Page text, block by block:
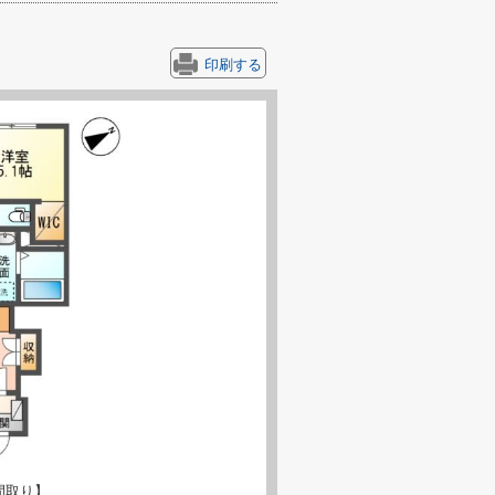
印刷する
り】